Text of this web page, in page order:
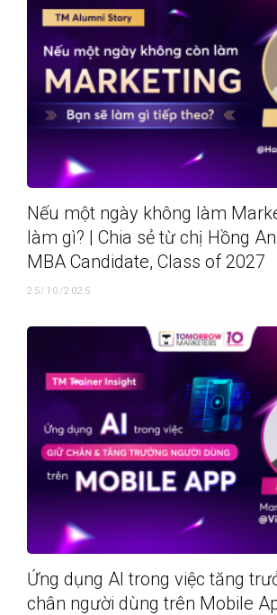
Nếu một ngày không làm
làm gì? | Chia sẻ từ chị Hồng
MBA Candidate, Class of 2027
25/10/2025
Ứng dụng AI trong việc tăng
chân người dùng trên Mobile